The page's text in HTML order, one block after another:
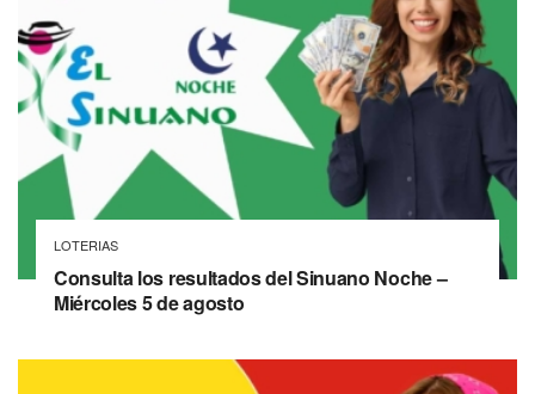
LOTERIAS
Consulta los resultados del Sinuano Noche –
Miércoles 5 de agosto